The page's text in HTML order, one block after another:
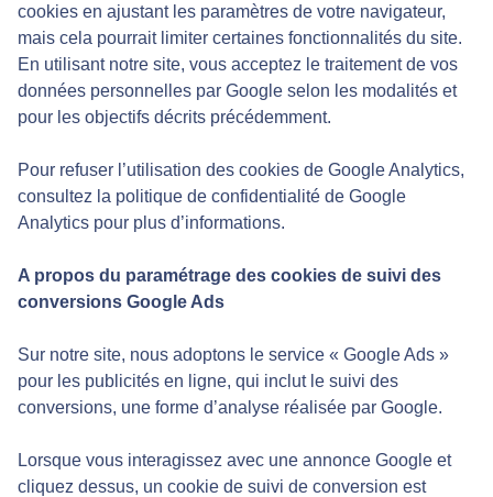
cookies en ajustant les paramètres de votre navigateur,
mais cela pourrait limiter certaines fonctionnalités du site.
En utilisant notre site, vous acceptez le traitement de vos
données personnelles par Google selon les modalités et
pour les objectifs décrits précédemment.
Pour refuser l’utilisation des cookies de Google Analytics,
consultez la politique de confidentialité de Google
Analytics pour plus d’informations.
A propos du paramétrage des cookies de suivi des
conversions Google Ads
Sur notre site, nous adoptons le service « Google Ads »
pour les publicités en ligne, qui inclut le suivi des
conversions, une forme d’analyse réalisée par Google.
Lorsque vous interagissez avec une annonce Google et
cliquez dessus, un cookie de suivi de conversion est